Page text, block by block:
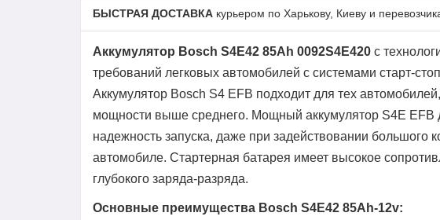
БЫСТРАЯ ДОСТАВКА курьером по Харькову, Киеву и
Аккумулятор Bosch S4E42 85Ah 0092S4E420 с
требований легковых автомобилей с системами старт-
Аккумулятор Bosch S4 EFB подходит для тех
мощности выше среднего. Мощный аккумулятор S4E EFB
надежность запуска, даже при задействовании большого
автомобиле. Стартерная батарея имеет высокое
глубокого заряда-разряда.
Основные преимущества Bosch S4E42 85Ah-12v: